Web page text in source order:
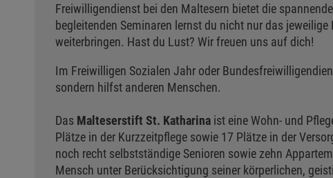
Freiwilligendienst bei den Maltesern bietet die
begleitenden Seminaren lernst du nicht nur das
weiterbringen. Hast du Lust? Wir freuen uns auf dich!
Im Freiwilligen Sozialen Jahr oder
sondern hilfst anderen Menschen.
Das Malteserstift St. Katharina ist eine Wohn- und
Plätze in der Kurzzeitpflege sowie 17 Plätze in der
noch recht selbstständige Senioren sowie zehn
Mensch unter Berücksichtigung seiner körperlichen,